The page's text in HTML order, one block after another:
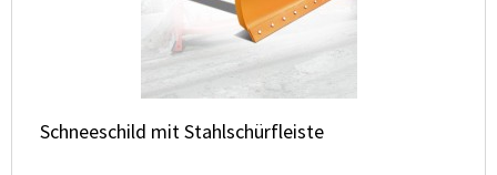
Schneeschild mit Stahlschürfleiste